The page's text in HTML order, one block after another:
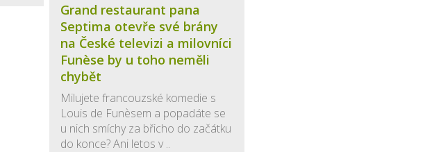
Grand restaurant pana
Septima otevře své brány
na České televizi a milovníci
Funèse by u toho neměli
chybět
Milujete francouzské komedie s
Louis de Funèsem a popadáte se
u nich smíchy za břicho do začátku
do konce? Ani letos v ..